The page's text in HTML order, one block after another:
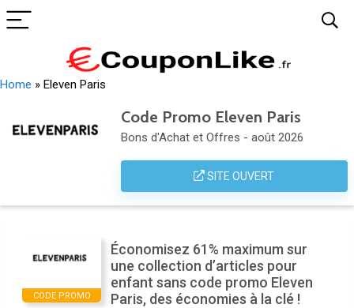
Home » Eleven Paris
Code Promo Eleven Paris
Bons d'Achat et Offres - août 2026
SITE OUVERT
CODE PROMO
Économisez 61% maximum sur
une collection d’articles pour
enfant sans code promo Eleven
Paris, des économies à la clé !